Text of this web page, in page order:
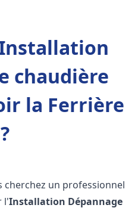
chaudière
la Ferrière
?
cherchez un professionnel
l'Installation Dépannage